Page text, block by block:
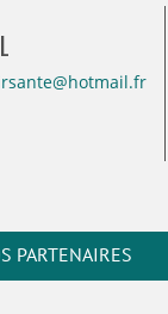
PARTENAIRES